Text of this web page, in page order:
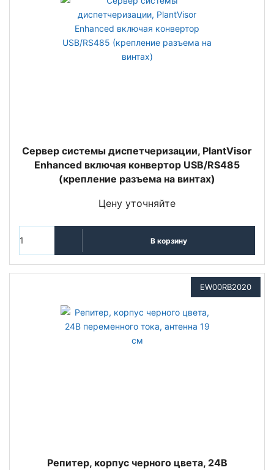
Сервер системы диспетчеризации, PlantVisor
Enhanced включая конвертор USB/RS485
(крепление разъема на винтах)
Цену уточняйте
В корзину
EW00RB2020
Репитер, корпус черного цвета, 24В